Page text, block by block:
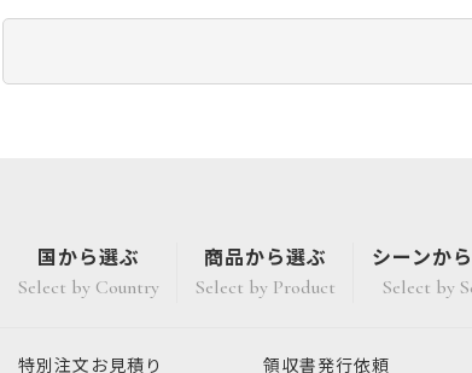
国から選ぶ
Select by Country
商品から選ぶ
Select by Product
シーンか
Select by
特別注文 お見積り 領収書発行依頼